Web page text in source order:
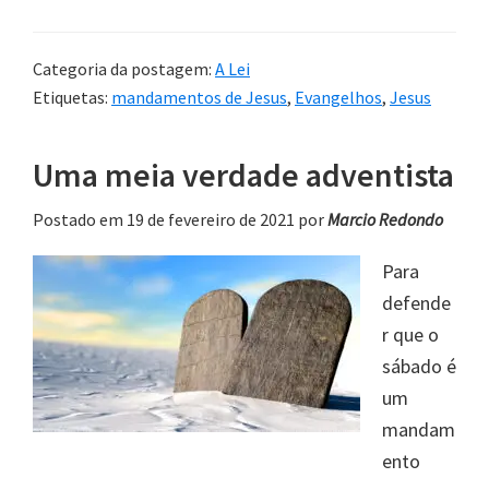
Categoria da postagem: A Lei
Etiquetas: mandamentos de Jesus, Evangelhos, Jesus
Uma meia verdade adventista
Postado em 19 de fevereiro de 2021 porMarcio Redondo
Para
defende
r que o
sábado é
um
mandam
ento